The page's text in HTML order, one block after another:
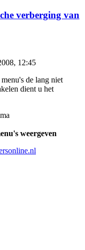
verberging van
12:45
de lang niet
dient u het
weergeven